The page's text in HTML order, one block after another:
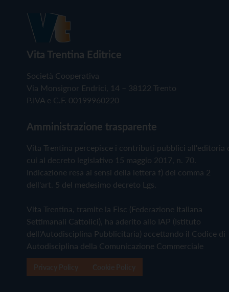
Vita Trentina Editrice
Società Cooperativa
Via Monsignor Endrici, 14 – 38122 Trento
P.IVA e C.F. 00199960220
Amministrazione trasparente
Vita Trentina percepisce i contributi pubblici all'editoria
cui al decreto legislativo 15 maggio 2017, n. 70.
Indicazione resa ai sensi della lettera f) del comma 2
dell'art. 5 del medesimo decreto Lgs.
Vita Trentina, tramite la Fisc (Federazione Italiana
Settimanali Cattolici), ha aderito allo IAP (Istituto
dell'Autodisciplina Pubblicitaria) accettando il Codice di
Autodisciplina della Comunicazione Commerciale